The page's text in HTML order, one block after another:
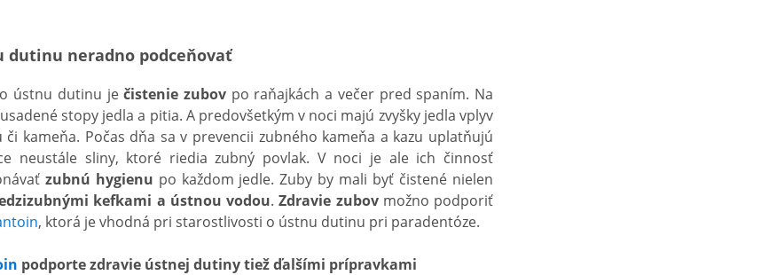
dutinu neradno podceňovať
ústnu dutinu ječistenie zubov po raňajkách a večer pred spaním. Na
stopy jedla a pitia. A predovšetkým v noci majú zvyšky jedla vplyv
kameňa. Počas dňa sa v prevencii zubného kameňa a kazu uplatňujú
neustále sliny, ktoré riedia zubný povlak. V noci je ale ich činnosť
zubnú hygienu po každom jedle. Zuby by mali byť čistené nielen
kefkami a ústnou vodou.Zdravie zubovmožno podporiť
, ktorá je vhodná pri starostlivosti o ústnu dutinu pri paradentóze.
podporte zdravie ústnej dutiny tiež ďalšími prípravkami